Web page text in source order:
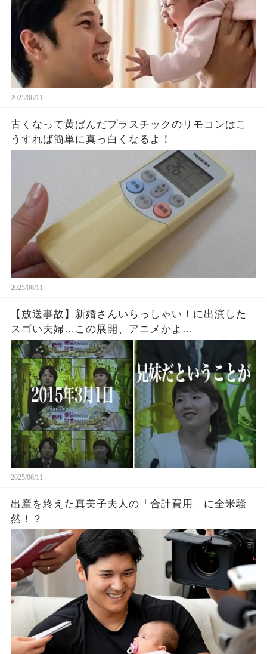
2025/06/11
古くなって黄ばんだプラスチックのリモコンはこ
うすれば簡単に真っ白くなるよ！
2025/06/11
【放送事故】新婚さんいらっしゃい！に出演した
スゴい夫婦…この展開、アニメかよ…
2025/06/11
出産を終えた真美子夫人の「合計費用」に全米騒
然！？